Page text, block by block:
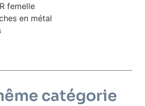
femelle
en métal
catégorie